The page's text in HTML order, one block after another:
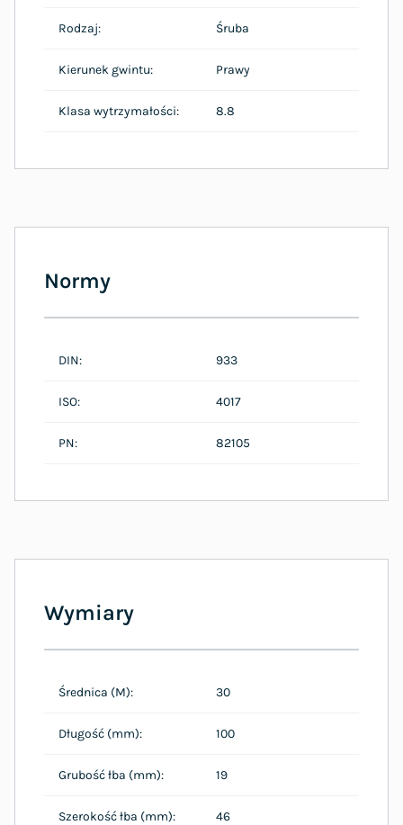
Rodzaj: Śruba
Kierunek gwintu: Prawy
Klasa wytrzymałości: 8.8
Normy
DIN: 933
ISO: 4017
PN: 82105
Wymiary
Średnica (M): 30
Długość (mm): 100
Grubość łba (mm): 19
Szerokość łba (mm): 46